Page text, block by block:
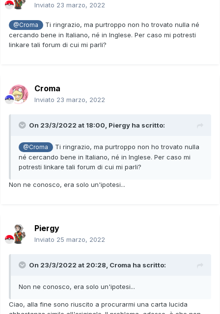
Inviato 23 marzo, 2022
@Croma
Ti ringrazio, ma purtroppo non ho trovato nulla né
cercando bene in Italiano, né in Inglese. Per caso mi potresti
linkare tali forum di cui mi parli?
Croma
Inviato 23 marzo, 2022
On 23/3/2022 at 18:00, Piergy ha scritto:
@Croma
Ti ringrazio, ma purtroppo non ho trovato nulla
né cercando bene in Italiano, né in Inglese. Per caso mi
potresti linkare tali forum di cui mi parli?
Non ne conosco, era solo un'ipotesi...
Piergy
Inviato 25 marzo, 2022
On 23/3/2022 at 20:28, Croma ha scritto:
Non ne conosco, era solo un'ipotesi...
Ciao, alla fine sono riuscito a procurarmi una carta lucida